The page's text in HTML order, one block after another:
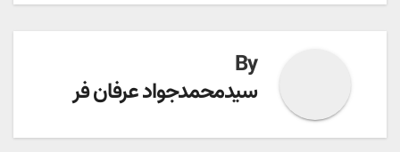
By
سیدمحمدجواد عرفان فر